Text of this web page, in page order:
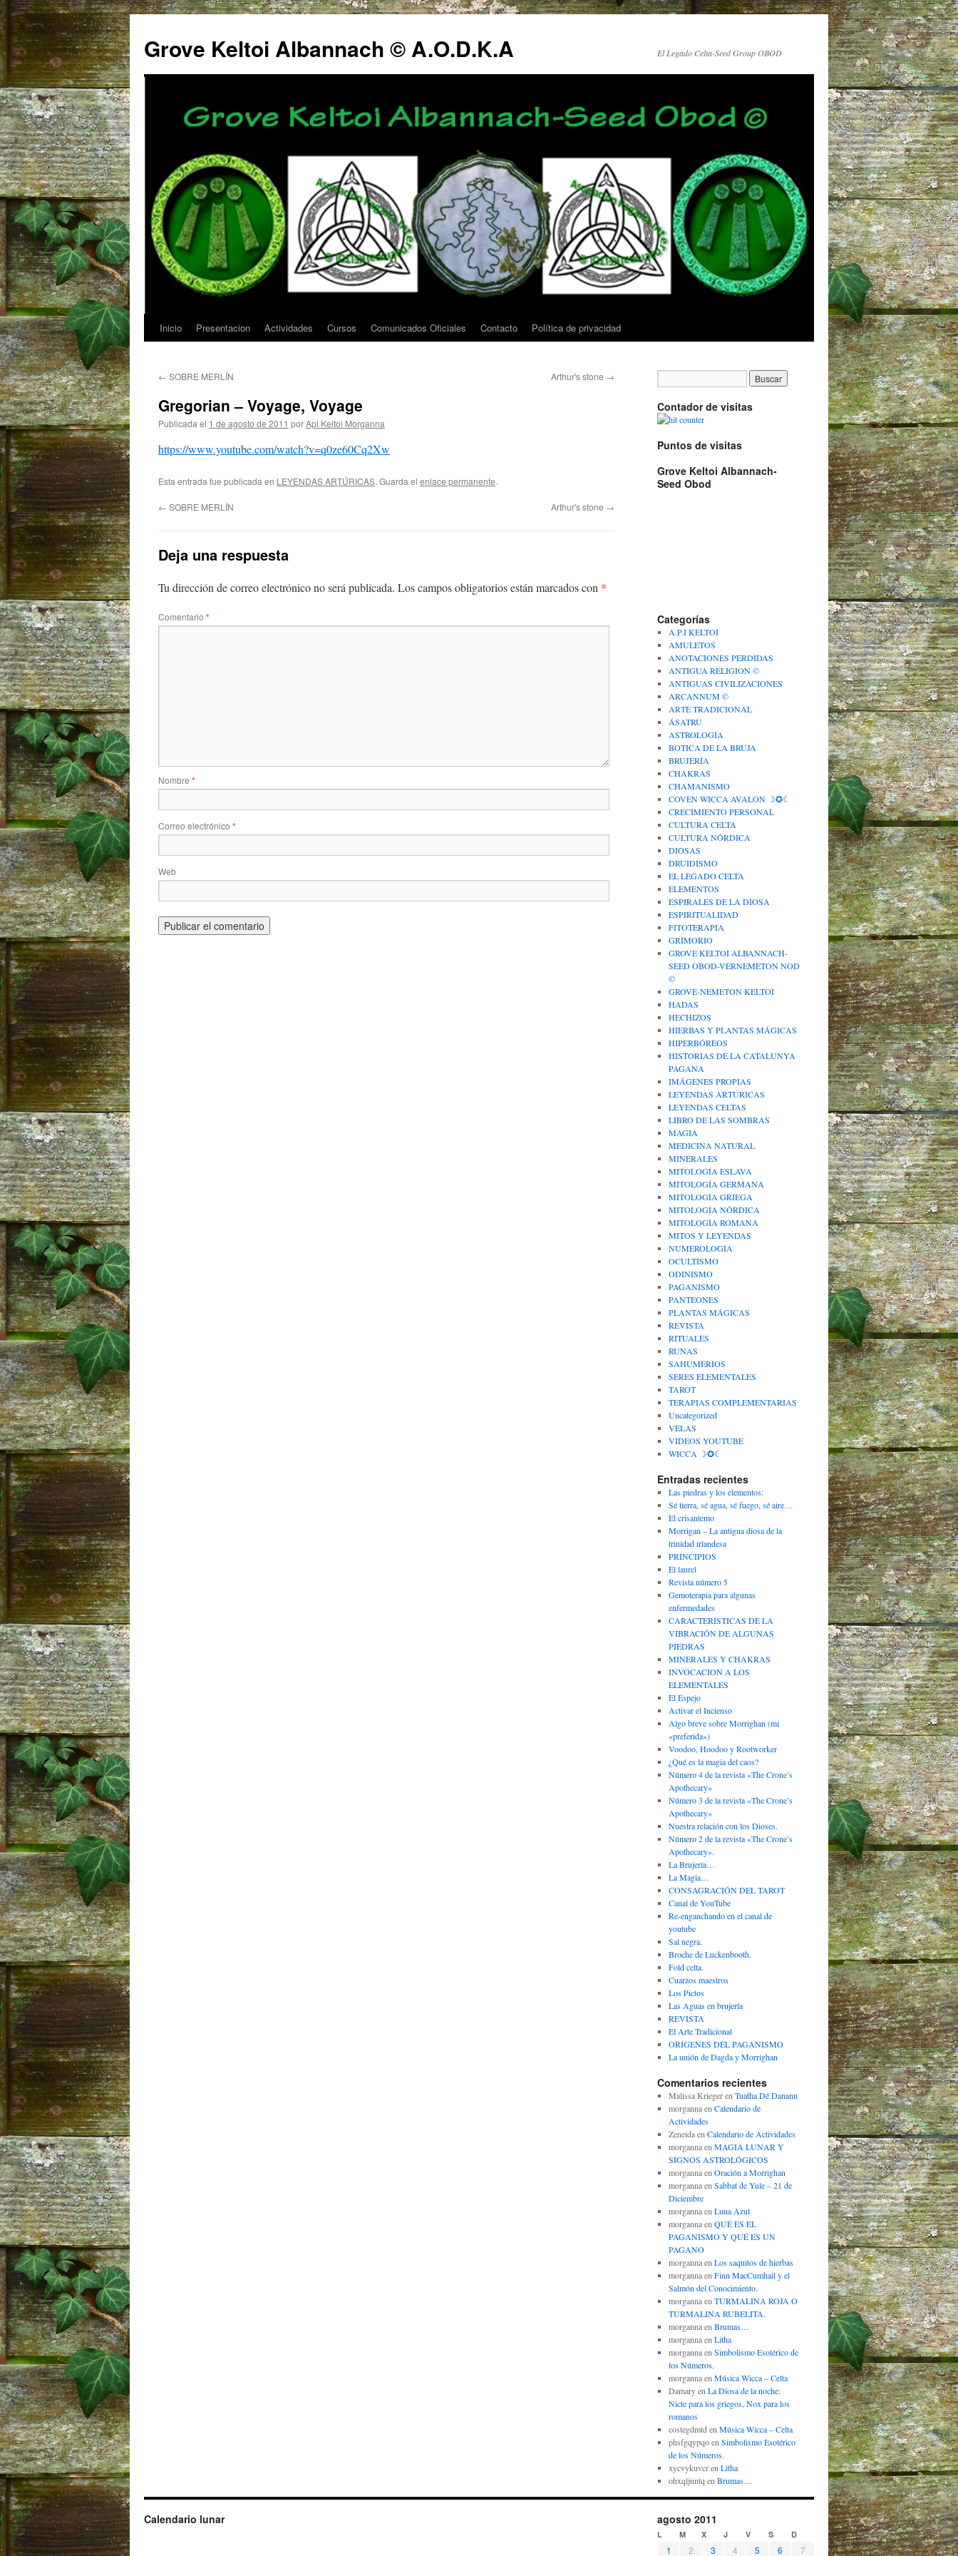
Grove Keltoi Albannach © A.O.D.K.A El Legado Celta-Seed Group OBOD
Saltar
contenido
Inicio Presentacion Actividades Cursos Comunicados Oficiales Contacto Política de privacidad
← SOBRE MERLÍN Arthur's stone →
Gregorian – Voyage, Voyage
Publicada el 1 de agosto de 2011 porApi Keltoi Morganna
https://www.youtube.com/watch?v=q0ze60Cq2Xw
Esta entrada fue publicada en LEYENDAS ARTÚRICAS. Guarda el enlace permanente.
← SOBRE MERLÍN Arthur's stone →
Deja una respuesta
Tu dirección de correo electrónico no será publicada. Los campos obligatorios están marcados con *
Comentario *
Nombre *
Correo electrónico *
Web
Contador de visitas
Puntos de visitas
Grove Keltoi Albannach-
Seed Obod
Categorías
A.P.I KELTOI
AMULETOS
ANOTACIONES PERDIDAS
ANTIGUA RELIGION ©
ANTIGUAS CIVILIZACIONES
ARCANNUM ©
ARTE TRADICIONAL
ÁSATRÚ
ASTROLOGÍA
BOTICA DE LA BRUJA
BRUJERÍA
CHAKRAS
CHAMANISMO
COVEN WICCA AVALON ☽✪☾
CRECIMIENTO PERSONAL
CULTURA CELTA
CULTURA NÓRDICA
DIOSAS
DRUIDISMO
EL LEGADO CELTA
ELEMENTOS
ESPIRALES DE LA DIOSA
ESPIRITUALIDAD
FITOTERAPIA
GRIMORIO
GROVE KELTOI ALBANNACH-
SEED OBOD-VERNEMETON NOD
©
GROVE-NEMETON KELTOI
HADAS
HECHIZOS
HIERBAS Y PLANTAS MÁGICAS
HIPERBÓREOS
HISTORIAS DE LA CATALUNYA
PAGANA
IMÁGENES PROPIAS
LEYENDAS ARTÚRICAS
LEYENDAS CELTAS
LIBRO DE LAS SOMBRAS
MAGIA
MEDICINA NATURAL
MINERALES
MITOLOGÍA ESLAVA
MITOLOGÍA GERMANA
MITOLOGÍA GRIEGA
MITOLOGÍA NÓRDICA
MITOLOGÍA ROMANA
MITOS Y LEYENDAS
NUMEROLOGÍA
OCULTISMO
ODINISMO
PAGANISMO
PANTEONES
PLANTAS MÁGICAS
REVISTA
RITUALES
RUNAS
SAHUMERIOS
SERES ELEMENTALES
TAROT
TERAPIAS COMPLEMENTARIAS
Uncategorized
VELAS
VIDEOS YOUTUBE
WICCA ☽✪☾
Entradas recientes
Las piedras y los elementos:
Sé tierra, sé agua, sé fuego, sé aire…
El crisantemo
Morrigan – La antigua diosa de la
trinidad irlandesa
PRINCIPIOS
El laurel
Revista número 5
Gemoterapia para algunas
enfermedades
CARACTERÍSTICAS DE LA
VIBRACIÓN DE ALGUNAS
PIEDRAS
MINERALES Y CHAKRAS
INVOCACION A LOS
ELEMENTALES
El Espejo
Activar el Incienso
Algo breve sobre Morrighan (mi
«preferida»)
Voodoo, Hoodoo y Rootworker
¿Qué es la magia del caos?
Número 4 de la revista «The Crone’s
Apothecary»
Número 3 de la revista «The Crone’s
Apothecary»
Nuestra relación con los Dioses.
Número 2 de la revista «The Crone’s
Apothecary».
La Brujería…
La Magia…
CONSAGRACIÓN DEL TAROT
Canal de YouTube
Re-enganchando en el canal de
youtube
Sal negra.
Broche de Luckenbooth.
Fold celta.
Cuarzos maestros
Los Pictos
Las Aguas en brujería
REVISTA
El Arte Tradicional
ORÍGENES DEL PAGANISMO
La unión de Dagda y Morrighan
Comentarios recientes
Malissa Kriegeren Tuatha Dé Danann
morgannaen Calendario de
Actividades
Zeneidaen Calendario de Actividades
morgannaen MAGIA LUNAR Y
SIGNOS ASTROLÓGICOS
morgannaen Oración a Morrighan
morgannaen Sabbat de Yule – 21 de
Diciembre
morgannaen Luna Azul
morgannaen QUÉ ES EL
PAGANISMO Y QUÉ ES UN
PAGANO
morgannaen Los saquitos de hierbas
morgannaen Finn MacCumhail y el
Salmón del Conocimiento.
morgannaen TURMALINA ROJA O
TURMALINA RUBELITA.
morgannaen Brumas…
morgannaen Litha
morgannaen Simbolismo Esotérico de
los Números.
morgannaen Música Wicca – Celta
Damaryen La Diosa de la noche:
Nicte para los griegos, Nox para los
romanos
costegdmtd en Música Wicca – Celta
phsfgqypqoen Simbolismo Esotérico
de los Números.
xycvykuvcren Litha
ohxqljnntq en Brumas…
Calendario lunar agosto 2011
L M X J V S D
1 2 3 4 5 6 7